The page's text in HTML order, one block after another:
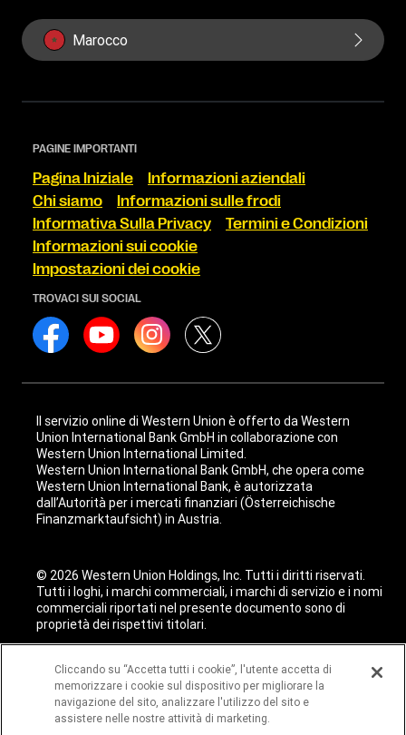
Marocco
PAGINE IMPORTANTI
Pagina Iniziale
Informazioni aziendali
Chi siamo
Informazioni sulle frodi
Informativa Sulla Privacy
Termini e Condizioni
Informazioni sui cookie
Impostazioni dei cookie
TROVACI SUI SOCIAL
Il servizio online di Western Union è offerto da Western
Union International Bank GmbH in collaborazione con
Western Union International Limited.
Western Union International Bank GmbH, che opera come
Western Union International Bank, è autorizzata
dall’Autorità per i mercati finanziari (Österreichische
Finanzmarktaufsicht) in Austria.
© 2026 Western Union Holdings, Inc. Tutti i diritti riservati.
Tutti i loghi, i marchi commerciali, i marchi di servizio e i nomi
commerciali riportati nel presente documento sono di
proprietà dei rispettivi titolari.
Cliccando su “Accetta tutti i cookie”, l'utente accetta di
memorizzare i cookie sul dispositivo per migliorare la
navigazione del sito, analizzare l'utilizzo del sito e
assistere nelle nostre attività di marketing.